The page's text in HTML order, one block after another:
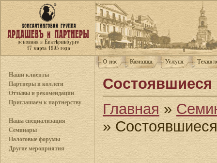
Наши клиенты
Партнеры и коллеги
Отзывы и рекомендации
Приглашаем к партнерству
Наша специализация
Семинары
Налоговые форумы
Другие мероприятия
Состоявшиеся
Главная»
»